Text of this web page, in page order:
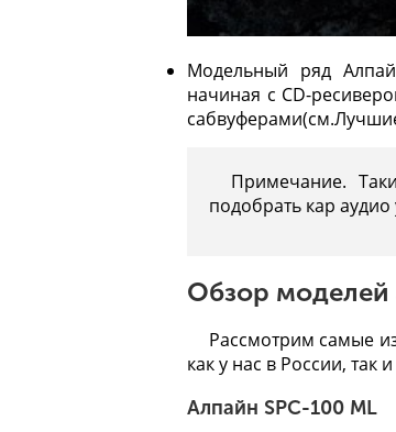
Модельный ряд
начиная с CD-
сабвуферами(см.
Примечание.
подобрать кар
Обзор моделей
Рассмотрим самые
как у нас в России, так
Алпайн SPC-100 ML